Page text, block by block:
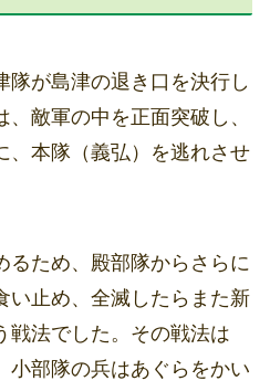
が島津の退き口を決行し
敵軍の中を正面突破し、
、本隊（義弘）を逃れさせ
ため、殿部隊からさらに
い止め、全滅したらまた新
戦法でした。その戦法は
小部隊の兵はあぐらをかい